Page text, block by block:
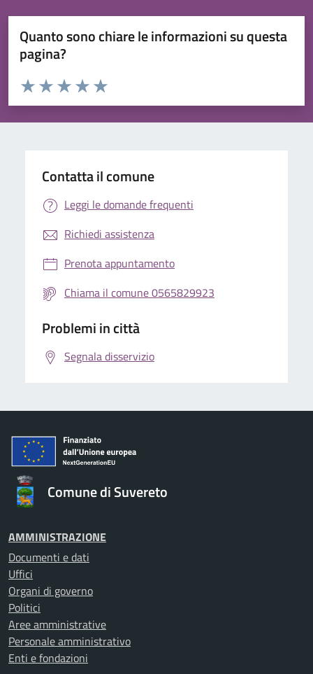
Quanto sono chiare le informazioni su questa
pagina?
Valuta da 1 a 5 stelle la pagina
Valuta 5 stelle su 5
Valuta 4 stelle su 5
Valuta 3 stelle su 5
Valuta 2 stelle su 5
Valuta 1 stelle su 5
Contatta il comune
Leggi le domande frequenti
Richiedi assistenza
Prenota appuntamento
Chiama il comune 0565829923
Problemi in città
Segnala disservizio
Comune di Suvereto
AMMINISTRAZIONE
Documenti e dati
Uffici
Organi di governo
Politici
Aree amministrative
Personale amministrativo
Enti e fondazioni